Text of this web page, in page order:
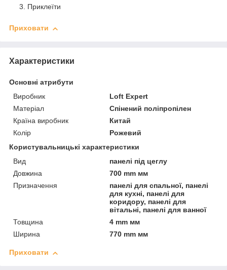
Приклеїти
Приховати
Характеристики
Основні атрибути
Виробник
Loft Expert
Матеріал
Спінений поліпропілен
Країна виробник
Китай
Колір
Рожевий
Користувальницькі характеристики
Вид
панелі під цеглу
Довжина
700 mm мм
Призначення
панелі для спальної, панелі
для кухні, панелі для
коридору, панелі для
вітальні, панелі для ванної
Товщина
4 mm мм
Ширина
770 mm мм
Приховати